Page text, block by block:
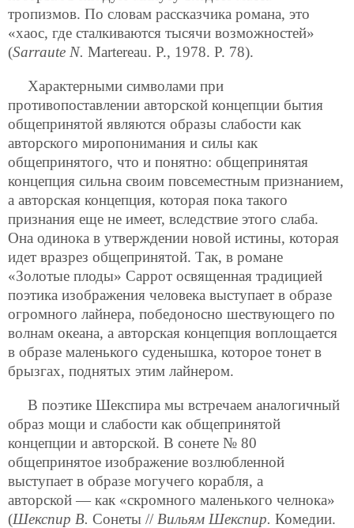
тропизмов. По словам рассказчика романа, это
«хаос, где сталкиваются тысячи возможностей»
(Sarraute N. Martereau. P., 1978. P. 78).
Характерными символами при
противопоставлении авторской концепции бытия
общепринятой являются образы слабости как
авторского миропонимания и силы как
общепринятого, что и понятно: общепринятая
концепция сильна своим повсеместным признанием,
а авторская концепция, которая пока такого
признания еще не имеет, вследствие этого слаба.
Она одинока в утверждении новой истины, которая
идет вразрез общепринятой. Так, в романе
«Золотые плоды» Саррот освященная традицией
поэтика изображения человека выступает в образе
огромного лайнера, победоносно шествующего по
волнам океана, а авторская концепция воплощается
в образе маленького суденышка, которое тонет в
брызгах, поднятых этим лайнером.
В поэтике Шекспира мы встречаем аналогичный
образ мощи и слабости как общепринятой
концепции и авторской. В сонете № 80
общепринятое изображение возлюбленной
выступает в образе могучего корабля, а
авторской — как «скромного маленького челнока»
(Шекспир В. Сонеты // Вильям Шекспир. Комедии.